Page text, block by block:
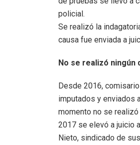
policial.
Se realizó la
causa fue enviada a
No se realizó ningún
Desde 2016,
imputados y enviados
momento no se
2017 se elevó a juicio
Nieto, sindicado de